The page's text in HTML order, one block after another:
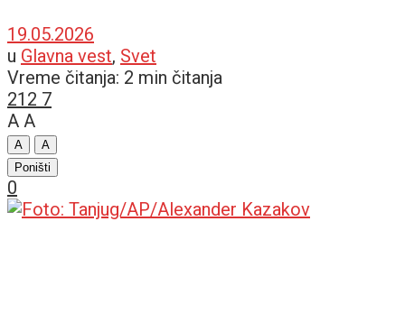
19.05.2026
u Glavna vest, Svet
Vreme čitanja: 2 min čitanja
212 7
A A
A
A
Poništi
0